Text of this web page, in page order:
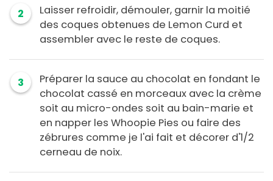
2
Laisser refroidir, démouler, garnir la moitié
des coques obtenues de Lemon Curd et
assembler avec le reste de coques.
3
Préparer la sauce au chocolat en fondant le
chocolat cassé en morceaux avec la crème
soit au micro-ondes soit au bain-marie et
en napper les Whoopie Pies ou faire des
zébrures comme je l'ai fait et décorer d'1/2
cerneau de noix.